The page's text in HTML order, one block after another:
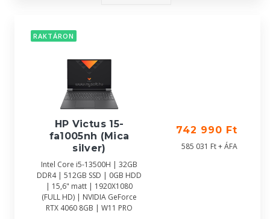
RAKTÁRON
HP Victus 15-
fa1005nh (Mica
silver)
Intel Core i5-13500H | 32GB
DDR4 | 512GB SSD | 0GB HDD
| 15,6" matt | 1920X1080
(FULL HD) | NVIDIA GeForce
RTX 4060 8GB | W11 PRO
742 990 Ft
585 031 Ft + ÁFA